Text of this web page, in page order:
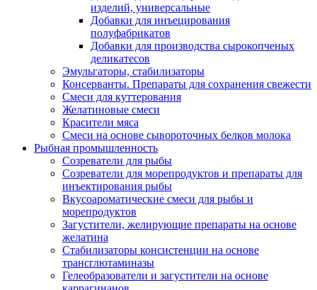
изделий, универсальные
Добавки для инъецирования
полуфабрикатов
Добавки для производства сырокопченых
деликатесов
Эмульгаторы, стабилизаторы
Консерванты. Препараты для сохранения свежести
Смеси для куттерования
Желатиновые смеси
Красители мяса
Смеси на основе сывороточных белков молока
Рыбная промышленность
Созреватели для рыбы
Созреватели для морепродуктов и препараты для
инъектирования рыбы
Вкусоароматические смеси для рыбы и
морепродуктов
Загустители, желирующие препараты на основе
желатина
Стабилизаторы консистенции на основе
трансглютаминазы
Гелеобразователи и загустители на основе